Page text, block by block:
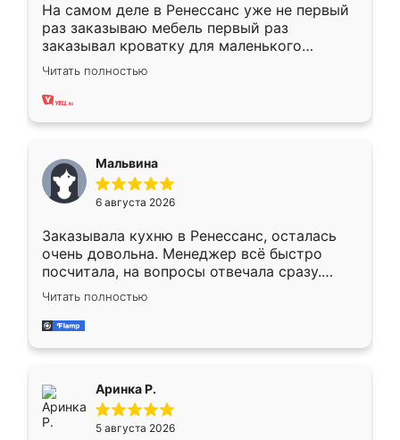
На самом деле в Ренессанс уже не первый
раз заказываю мебель первый раз
заказывал кроватку для маленького
ребёнка при его рождении ,во второй раз
заказал шкаф-купе. По качеству очень
хорошее сборка достаточно быстрая,
меньше, здесь же он более разнообразный.
Мне нравится ,если что-то потребуется из
мебели буду заказывать только здесь.
Читать полностью
Мальвина
6 августа 2026
Заказывала кухню в Ренессанс, осталась
очень довольна. Менеджер всё быстро
посчитала, на вопросы отвечала сразу.
Замерщик приехал в субботу, подошёл к
делу со всей ответственностью. Собрали
за день, ребята работали аккуратно, даже
Читать полностью
Аринка Р.
5 августа 2026